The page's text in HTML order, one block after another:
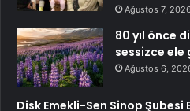
Ağustos 7, 2026
80 yıl önce
sessizce ele
Ağustos 6,
Disk Emekli-Sen Sinop Şubesi